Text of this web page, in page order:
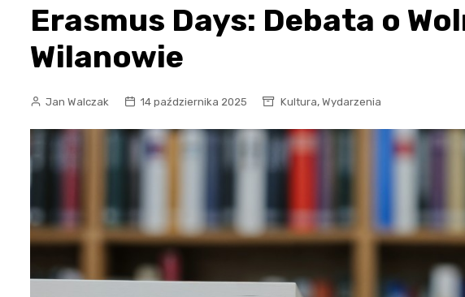
Erasmus Days: Debata o
Wilanowie
Jan Walczak 14 października 2025 Kultura, Wydarzenia